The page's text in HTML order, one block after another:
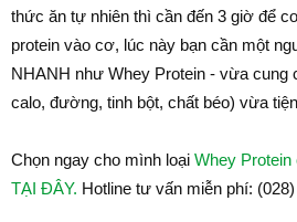
thức ăn tự nhiên thì cần đến 3 giờ để
protein vào cơ, lúc này bạn cần một
NHANH như Whey Protein - vừa cung
calo, đường, tinh bột, chất béo) vừa
Chọn ngay cho mình loại Whey
TẠI ĐÂY. Hotline tư vấn miễn phí: